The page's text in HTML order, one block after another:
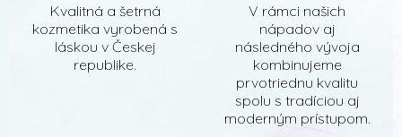
Kvalitná a šetrná
kozmetika vyrobená s
láskou v Českej
republike.
V rámci našich
nápadov aj
následného vývoja
kombinujeme
prvotriednu kvalitu
spolu s tradíciou aj
moderným prístupom.